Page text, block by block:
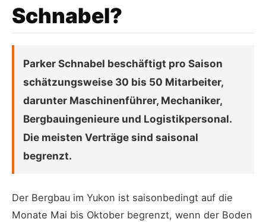
Schnabel?
Parker Schnabel beschäftigt pro Saison
schätzungsweise 30 bis 50 Mitarbeiter,
darunter Maschinenführer, Mechaniker,
Bergbauingenieure und Logistikpersonal.
Die meisten Verträge sind saisonal
begrenzt.
Der Bergbau im Yukon ist saisonbedingt auf die
Monate Mai bis Oktober begrenzt, wenn der Boden